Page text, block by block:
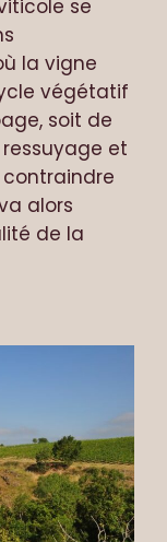
se
la vigne
végétatif
soit de
et
alors
de la